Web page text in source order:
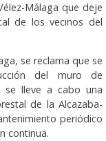
Málaga que deje
de los vecinos del
se reclama que se
del muro de
se lleve a cabo una
de la Alcazaba-
periódico
continua.